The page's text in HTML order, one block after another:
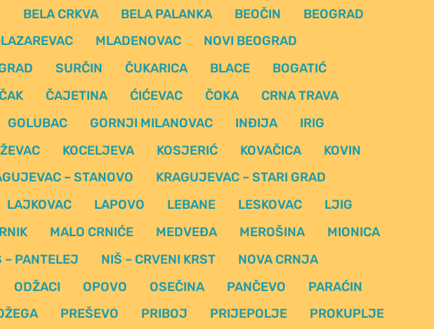
BELA CRKVA BELA PALANKA BEOČIN
BEOGRAD
LAZAREVAC MLADENOVAC
NOVI BEOGRAD
SURČIN ČUKARICA BLACE
BOGATIĆ
ČAJETINA ĆIĆEVAC ČOKA
CRNA TRAVA
GOLUBAC GORNJI MILANOVAC INĐIJA
IRIG
KOCELJEVA KOSJERIĆ KOVAČICA
KOVIN
– STANOVO
KRAGUJEVAC – STARI GRAD
LAJKOVAC LAPOVO LEBANE LESKOVAC
LJIG
MALO CRNIĆE MEDVEĐA MEROŠINA
MIONICA
– PANTELEJ NIŠ – CRVENI KRST
NOVA CRNJA
ODŽACI OPOVO OSEČINA PANČEVO
PARAĆIN
PREŠEVO PRIBOJ PRIJEPOLJE PROKUPLJE